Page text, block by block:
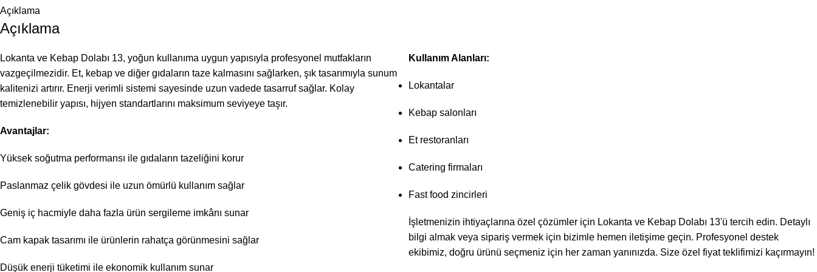
Açıklama
Açıklama
Lokanta ve Kebap Dolabı 13, yoğun kullanıma uygun yapısıyla profesyonel mutfakların
vazgeçilmezidir. Et, kebap ve diğer gıdaların taze kalmasını sağlarken, şık tasarımıyla sunum
kalitenizi artırır. Enerji verimli sistemi sayesinde uzun vadede tasarruf sağlar. Kolay
temizlenebilir yapısı, hijyen standartlarını maksimum seviyeye taşır.
Avantajlar:
Yüksek soğutma performansı ile gıdaların tazeliğini korur
Paslanmaz çelik gövdesi ile uzun ömürlü kullanım sağlar
Geniş iç hacmiyle daha fazla ürün sergileme imkânı sunar
Cam kapak tasarımı ile ürünlerin rahatça görünmesini sağlar
Düşük enerji tüketimi ile ekonomik kullanım sunar
Kullanım Alanları:
Lokantalar
Kebap salonları
Et restoranları
Catering firmaları
Fast food zincirleri
İşletmenizin ihtiyaçlarına özel çözümler için Lokanta ve Kebap Dolabı 13'ü tercih edin. Detaylı
bilgi almak veya sipariş vermek için bizimle hemen iletişime geçin. Profesyonel destek
ekibimiz, doğru ürünü seçmeniz için her zaman yanınızda. Size özel fiyat teklifimizi kaçırmayın!